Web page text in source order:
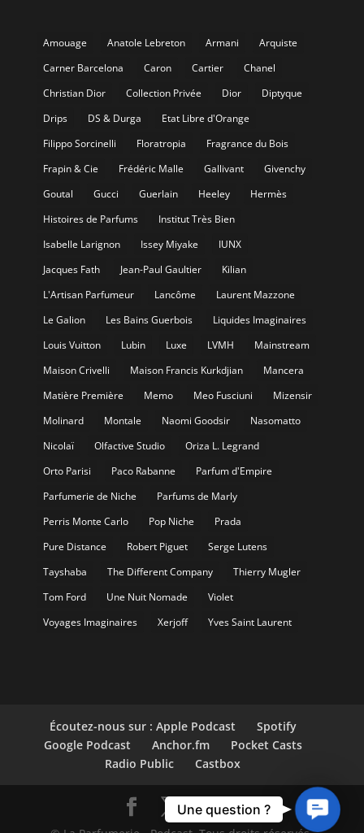
Amouage Anatole Lebreton Armani
Arquiste
Carner Barcelona
Caron Cartier
Chanel
Christian Dior
Collection Privée Dior
Diptyque
Drips
DS & Durga
Etat Libre d'Orange
Filippo Sorcinelli
Floratropia
Fragrance du Bois
Frapin & Cie
Frédéric Malle Gallivant
Givenchy
Goutal
Gucci Guerlain Heeley
Hermès
Histoires de Parfums
Institut Très Bien
Isabelle Larignon
Issey Miyake
IUNX
Jacques Fath
Jean-Paul Gaultier
Kilian
L'Artisan Parfumeur
Lancôme
Laurent Mazzone
Le Galion
Les Bains Guerbois
Liquides Imaginaires
Louis Vuitton
Lubin Luxe LVMH
Mainstream
Maison Crivelli
Maison Francis Kurkdjian
Mancera
Matière Première
Memo Meo Fusciuni
Mizensir
Molinard
Montale Naomi Goodsir
Nasomatto
Nicolaï
Olfactive Studio
Oriza L. Legrand
Orto Parisi
Paco Rabanne
Parfum d'Empire
Parfumerie de Niche
Parfums de Marly
Perris Monte Carlo
Pop Niche
Prada
Pure Distance
Robert Piguet
Serge Lutens
Tayshaba
The Different Company
Thierry Mugler
Tom Ford
Une Nuit Nomade
Violet
Voyages Imaginaires
Xerjoff Yves Saint Laurent
Écoutez-nous sur : Apple Podcast
Spotify
Google Podcast
Anchor.fm
Pocket Casts
Radio Public
Castbox
Contact
Une question ?